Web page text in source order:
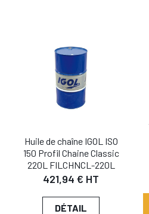
Huile de chaîne IGOL ISO
150 Profil Chaine Classic
220L FILCHNCL-220L
421,94 € HT
DÉTAIL